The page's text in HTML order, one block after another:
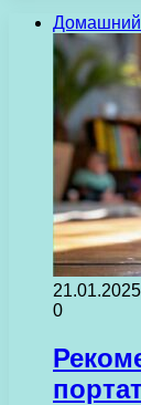
21.01.2025
0